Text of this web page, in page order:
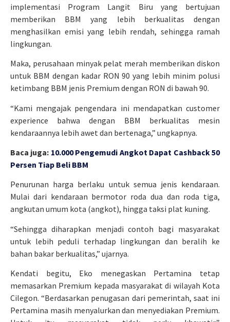
implementasi Program Langit Biru yang bertujuan
memberikan BBM yang lebih berkualitas dengan
menghasilkan emisi yang lebih rendah, sehingga ramah
lingkungan.
Maka, perusahaan minyak pelat merah memberikan diskon
untuk BBM dengan kadar RON 90 yang lebih minim polusi
ketimbang BBM jenis Premium dengan RON di bawah 90.
“Kami mengajak pengendara ini mendapatkan customer
experience bahwa dengan BBM berkualitas mesin
kendaraannya lebih awet dan bertenaga,” ungkapnya.
Baca juga: 10.000 Pengemudi Angkot Dapat Cashback 50
Persen Tiap Beli BBM
Penurunan harga berlaku untuk semua jenis kendaraan.
Mulai dari kendaraan bermotor roda dua dan roda tiga,
angkutan umum kota (angkot), hingga taksi plat kuning.
“Sehingga diharapkan menjadi contoh bagi masyarakat
untuk lebih peduli terhadap lingkungan dan beralih ke
bahan bakar berkualitas,” ujarnya.
Kendati begitu, Eko menegaskan Pertamina tetap
memasarkan Premium kepada masyarakat di wilayah Kota
Cilegon. “Berdasarkan penugasan dari pemerintah, saat ini
Pertamina masih menyalurkan dan menyediakan Premium.